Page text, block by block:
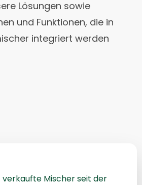
Lösungen sowie
und Funktionen, die in
integriert werden
Mischer seit der